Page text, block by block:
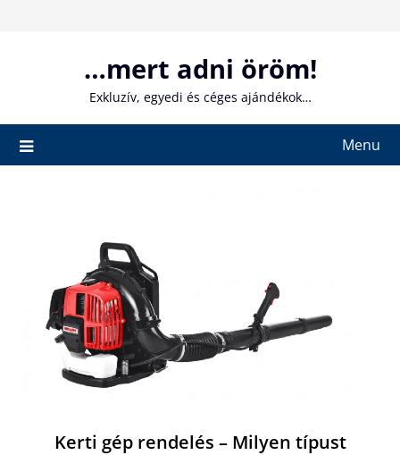
…mert adni öröm!
Exkluzív, egyedi és céges ajándékok…
Menu
Kerti gép rendelés – Milyen típust